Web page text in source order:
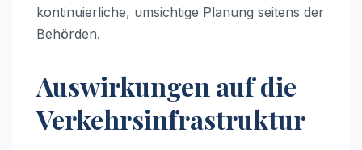
kontinuierliche, umsichtige Planung seitens der
Behörden.
Auswirkungen auf die
Verkehrsinfrastruktur